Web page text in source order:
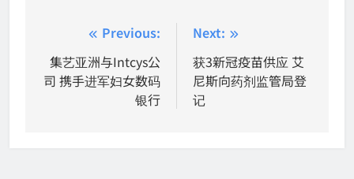
navigation
Previous:
集艺亚洲与Intcys公
司 携手进军妇女数码
银行
Next:
获3新冠疫苗供应 艾
尼斯向药剂监管局登
记